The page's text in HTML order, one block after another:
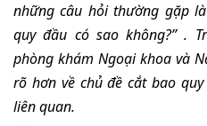
những câu hỏi thường gặp là
quy đầu có sao không?”.
phòng khám Ngoại khoa và
rõ hơn về chủ đề cắt bao
liên quan.